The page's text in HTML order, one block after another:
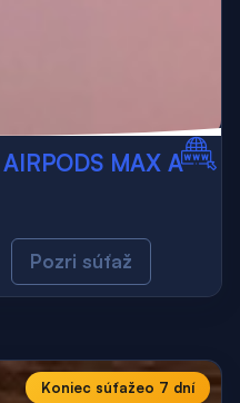
MAX A
Pozri súťaž
Koniec súťažeo 7 dní